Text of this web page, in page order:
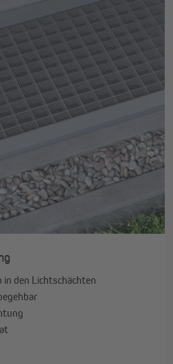
in den Lichtschächten